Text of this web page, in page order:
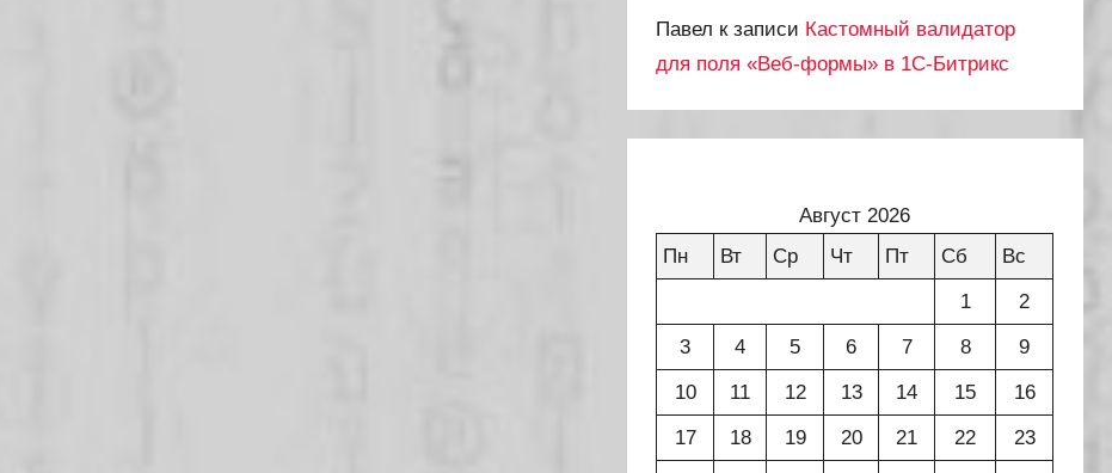
Павел к записи Кастомный валидатор
для поля «Веб-формы» в 1С-Битрикс
Август 2026
Пн
Вт Ср Чт Пт Сб
Вс
1
2
3
4 5 6 7 8
9
10
11 12 13 14 15
16
17
18 19 20 21 22
23